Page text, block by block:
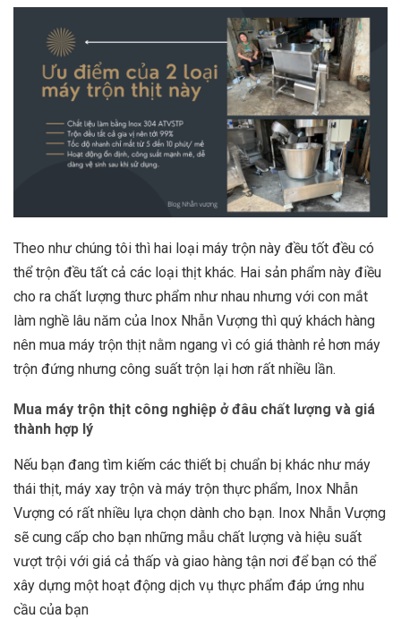
Theo như chúng tôi thì hai loại máy trộn này đều tốt đều có
thể trộn đều tất cả các loại thịt khác. Hai sản phẩm này điều
cho ra chất lượng thưc phẩm như nhau nhưng với con mắt
làm nghề lâu năm của Inox Nhẫn Vượng thì quý khách hàng
nên mua máy trộn thịt nằm ngang vì có giá thành rẻ hơn máy
trộn đứng nhưng công suất trộn lại hơn rất nhiều lần.
Mua máy trộn thịt công nghiệp ở đâu chất lượng và giá
thành hợp lý
Nếu bạn đang tìm kiếm các thiết bị chuẩn bị khác như máy
thái thịt, máy xay trộn và máy trộn thực phẩm, Inox Nhẫn
Vượng có rất nhiều lựa chọn dành cho bạn. Inox Nhẫn Vượng
sẽ cung cấp cho bạn những mẫu chất lượng và hiệu suất
vượt trội với giá cả thấp và giao hàng tận nơi để bạn có thể
xây dựng một hoạt động dịch vụ thực phẩm đáp ứng nhu
cầu của bạn